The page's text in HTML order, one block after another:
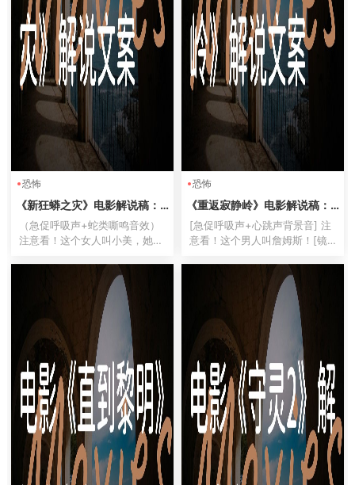
恐怖
《新狂蟒之灾》电影解说稿：
剧情完整版+结局真相（影视解
说文案）
（急促呼吸声+蛇类嘶鸣音效）
注意看！这个女人叫小美，她正
处！下一秒，她脚下的整片土地
开始蠕动——（音效：树木断裂
声）这不是地震，是成千上万条
蟒蛇组成的死亡洪流！[紧张地]
恐怖
《重返寂静岭》电影解说稿：
故事梳理+隐藏细节（影视解说
文案）
[急促呼吸声+心跳声背景音] 注
意看！这个男人叫詹姆斯！[镜
正站在全世界最可怕的厕所门
口！[音效：金属撞击声] 二十年
前从这里逃出去的人——今天都
要回来了！[血浆喷溅音效...